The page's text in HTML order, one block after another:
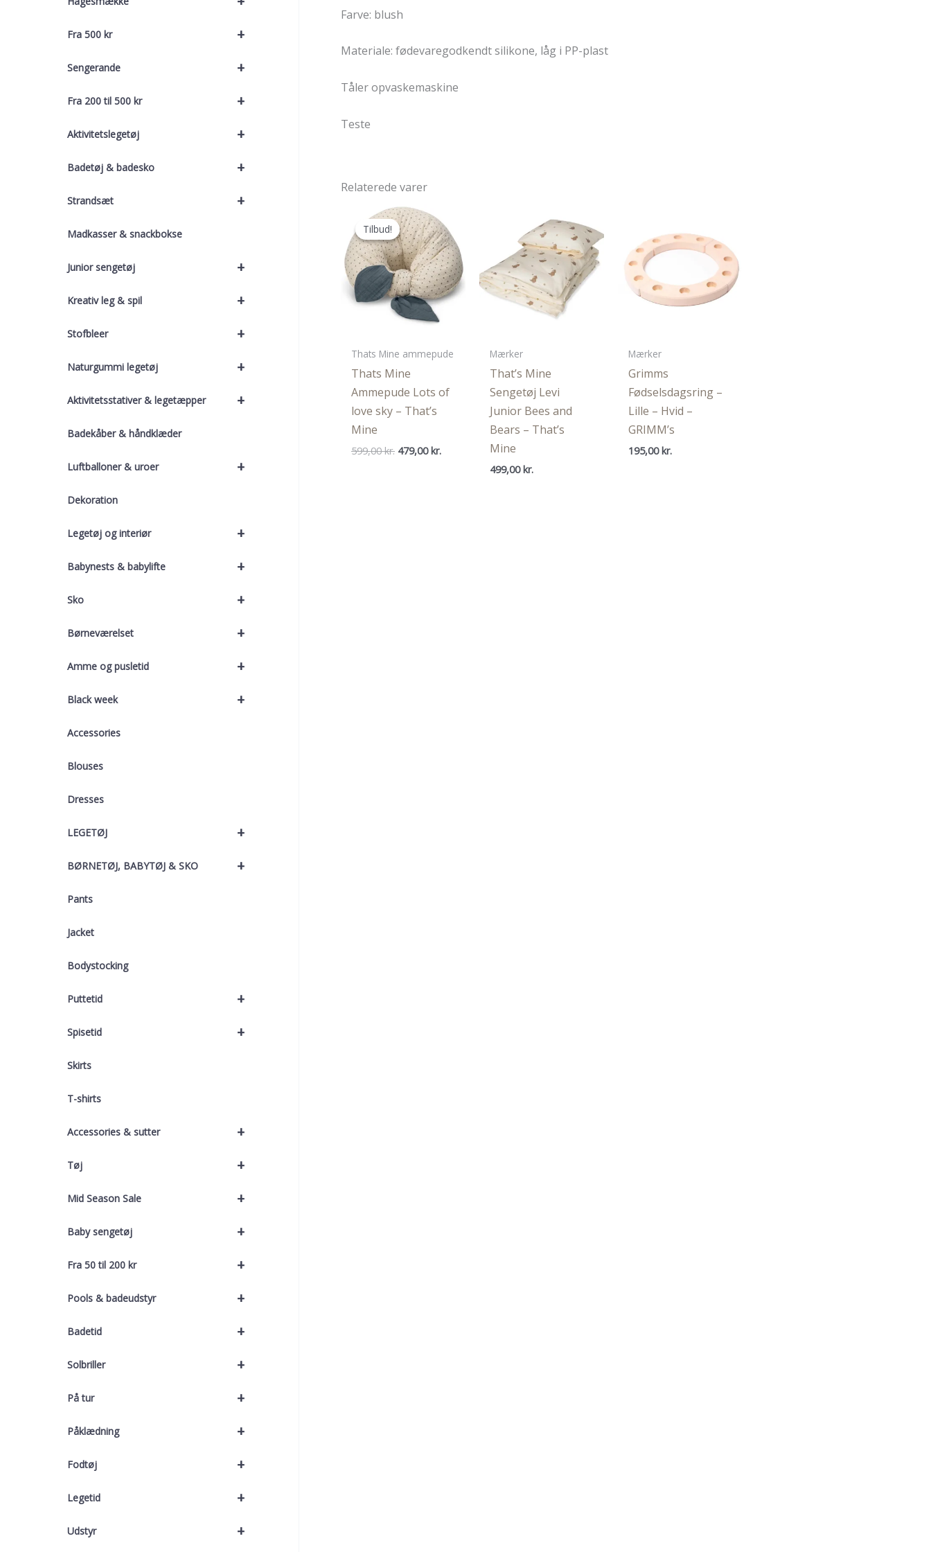
+
Fra 500 kr
+
Sengerande
+
Fra 200 til 500 kr
+
Aktivitetslegetøj
+
Badetøj & badesko
+
Strandsæt
Madkasser & snackbokse
+
Junior sengetøj
+
Kreativ leg & spil
+
Stofbleer
+
Naturgummi legetøj
+
Aktivitetsstativer & legetæpper
Badekåber & håndklæder
+
Luftballoner & uroer
Dekoration
+
Legetøj og interiør
+
Babynests & babylifte
+
Sko
+
Børneværelset
+
Amme og pusletid
+
Black week
Accessories
Blouses
Dresses
+
LEGETØJ
+
BØRNETØJ, BABYTØJ & SKO
Pants
Jacket
Bodystocking
+
Puttetid
+
Spisetid
Skirts
T-shirts
+
Accessories & sutter
+
Tøj
+
Mid Season Sale
+
Baby sengetøj
+
Fra 50 til 200 kr
+
Pools & badeudstyr
+
Badetid
+
Solbriller
+
På tur
+
Påklædning
+
Fodtøj
+
Legetid
+
Udstyr
Farve: blush
Materiale: fødevaregodkendt silikone, låg i PP-plast
Tåler opvaskemaskine
Teste
Relaterede varer
Tilbud!
Tilbud!
Thats Mine ammepude
Thats Mine
Ammepude Lots of
love sky – That’s
Mine
599,00kr. Den
479,00 kr.Den
Mærker
That’s Mine
Sengetøj Levi
Junior Bees and
Bears – That’s
Mine
499,00 kr.
Mærker
Grimms
Fødselsdagsring –
Lille – Hvid –
GRIMM’s
195,00 kr.